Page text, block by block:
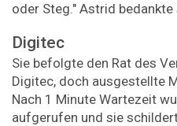
oder Steg." Astrid
Digitec
Sie befolgte den Rat des
Digitec, doch ausgestellte
Nach 1 Minute Wartezeit
aufgerufen und sie